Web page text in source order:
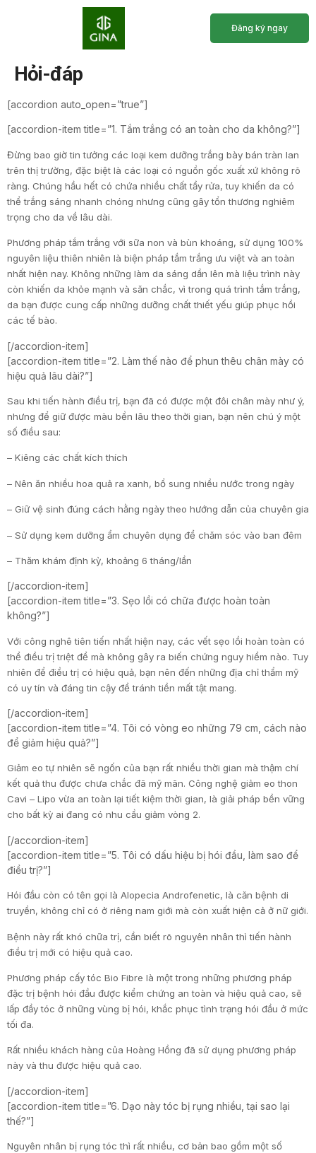
Đăng ký ngay
Hỏi-đáp
[accordion auto_open=”true”]
[accordion-item title=”1. Tắm trắng có an toàn cho da không?”]
Đừng bao giờ tin tưởng các loại kem dưỡng trắng bày bán tràn lan
trên thị trường, đặc biệt là các loại có nguồn gốc xuất xứ không rõ
ràng. Chúng hầu hết có chứa nhiều chất tẩy rửa, tuy khiến da có
thể trắng sáng nhanh chóng nhưng cũng gây tổn thương nghiêm
trọng cho da về lâu dài.
Phương pháp tắm trắng với sữa non và bùn khoáng, sử dụng 100%
nguyên liệu thiên nhiên là biện pháp tắm trắng ưu việt và an toàn
nhất hiện nay. Không những làm da sáng dần lên mà liệu trình này
còn khiến da khỏe mạnh và săn chắc, vì trong quá trình tắm trắng,
da bạn được cung cấp những dưỡng chất thiết yếu giúp phục hồi
các tế bào.
[/accordion-item]
[accordion-item title=”2. Làm thế nào để phun thêu chân mày có
hiệu quả lâu dài?”]
Sau khi tiến hành điều trị, bạn đã có được một đôi chân mày như ý,
nhưng để giữ được màu bền lâu theo thời gian, bạn nên chú ý một
số điều sau:
– Kiêng các chất kích thích
– Nên ăn nhiều hoa quả ra xanh, bổ sung nhiều nước trong ngày
– Giữ vệ sinh đúng cách hằng ngày theo hướng dẫn của chuyên gia
– Sử dụng kem dưỡng ẩm chuyên dụng để chăm sóc vào ban đêm
– Thăm khám định kỳ, khoảng 6 tháng/lần
[/accordion-item]
[accordion-item title=”3. Sẹo lồi có chữa được hoàn toàn
không?”]
Với công nghê tiên tiến nhất hiện nay, các vết sẹo lồi hoàn toàn có
thể điều trị triệt để mà không gây ra biến chứng nguy hiểm nào. Tuy
nhiên để điều trị có hiệu quả, bạn nên đến những địa chỉ thẩm mỹ
có uy tín và đáng tin cậy để tránh tiền mất tật mang.
[/accordion-item]
[accordion-item title=”4. Tôi có vòng eo những 79 cm, cách nào
để giảm hiệu quả?”]
Giảm eo tự nhiên sẽ ngốn của bạn rất nhiều thời gian mà thậm chí
kết quả thu được chưa chắc đã mỹ mãn. Công nghệ giảm eo thon
Cavi – Lipo vừa an toàn lại tiết kiệm thời gian, là giải pháp bền vững
cho bất kỳ ai đang có nhu cầu giảm vòng 2.
[/accordion-item]
[accordion-item title=”5. Tôi có dấu hiệu bị hói đầu, làm sao để
điều trị?”]
Hói đầu còn có tên gọi là Alopecia Androfenetic, là căn bệnh di
truyền, không chỉ có ở riêng nam giới mà còn xuất hiện cả ở nữ giới.
Bệnh này rất khó chữa trị, cần biết rõ nguyên nhân thì tiến hành
điều trị mới có hiệu quả cao.
Phương pháp cấy tóc Bio Fibre là một trong những phương pháp
đặc trị bệnh hói đầu được kiểm chứng an toàn và hiệu quả cao, sẽ
lấp đầy tóc ở những vùng bị hói, khắc phục tình trạng hói đầu ở mức
tối đa.
Rất nhiều khách hàng của Hoàng Hồng đã sử dụng phương pháp
này và thu được hiệu quả cao.
[/accordion-item]
[accordion-item title=”6. Dạo này tóc bị rụng nhiều, tại sao lại
thế?”]
Nguyên nhân bị rụng tóc thì rất nhiều, cơ bản bao gồm một số